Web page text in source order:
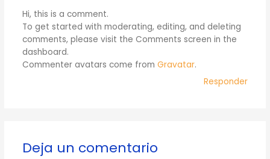
Hi, this is a comment.
To get started with moderating, editing, and deleting
comments, please visit the Comments screen in the
dashboard.
Commenter avatars come from Gravatar.
Responder
Deja un comentario